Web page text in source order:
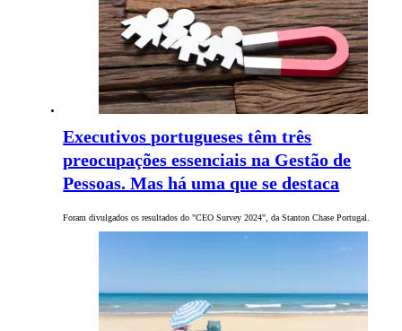
Executivos portugueses têm três
preocupações essenciais na Gestão de
Pessoas. Mas há uma que se destaca
Foram divulgados os resultados do "CEO Survey 2024", da Stanton Chase Portugal.